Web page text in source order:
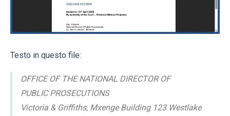
Testo in questo file:
OFFICE OF THE NATIONAL DIRECTOR OF
PUBLIC PROSECUTIONS
Victoria & Griffiths, Mxenge Building 123 Westlake